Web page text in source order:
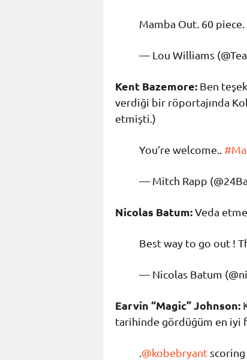
Mamba Out. 60
— Lou Williams
Kent Bazemore: Ben
verdiği bir röportajında
etmişti.)
You’re welcome..
— Mitch Rapp
Nicolas Batum:Veda
Best way to go out !
— Nicolas Batum
Earvin “Magic” Johnson:
tarihinde gördüğüm en iyi
@kobebryant